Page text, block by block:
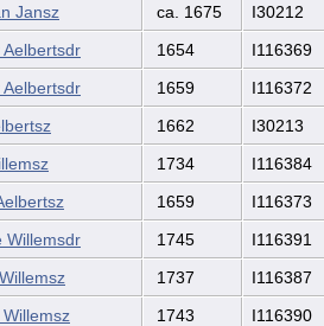
Jansz ca. 1675
I30212
1654
I116369
1659
I116372
1662
I30213
1734
I116384
1659
I116373
Willemsdr 1745
I116391
1737
I116387
1743
I116390